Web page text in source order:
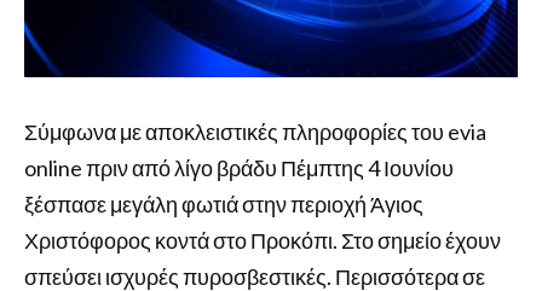
Σύμφωνα με αποκλειστικές πληροφορίες του evia
online πριν από λίγο βράδυ Πέμπτης 4 Ιουνίου
ξέσπασε μεγάλη φωτιά στην περιοχή Άγιος
Χριστόφορος κοντά στο Προκόπι. Στο σημείο έχουν
σπεύσει ισχυρές πυροσβεστικές. Περισσότερα σε